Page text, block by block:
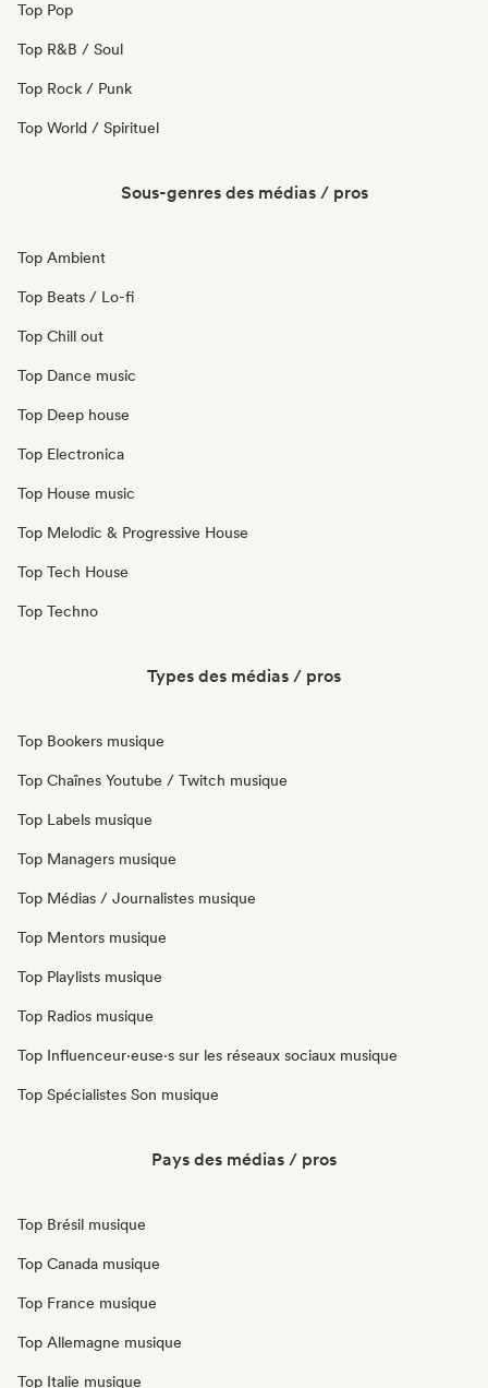
Top Pop
Top R&B / Soul
Top Rock / Punk
Top World / Spirituel
Sous-genres des médias / pros
Top Ambient
Top Beats / Lo-fi
Top Chill out
Top Dance music
Top Deep house
Top Electronica
Top House music
Top Melodic & Progressive House
Top Tech House
Top Techno
Types des médias / pros
Top Bookers musique
Top Chaînes Youtube / Twitch musique
Top Labels musique
Top Managers musique
Top Médias / Journalistes musique
Top Mentors musique
Top Playlists musique
Top Radios musique
Top Influenceur·euse·s sur les réseaux sociaux musique
Top Spécialistes Son musique
Pays des médias / pros
Top Brésil musique
Top Canada musique
Top France musique
Top Allemagne musique
Top Italie musique